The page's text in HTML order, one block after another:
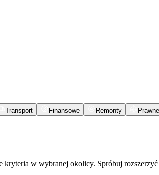
Transport Finansowe Remonty Prawne
kryteria w wybranej okolicy. Spróbuj